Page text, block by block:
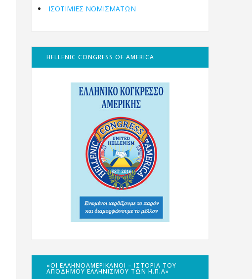
ΙΣΟΤΙΜΙΕΣ ΝΟΜΙΣΜΑΤΩΝ
HELLENIC CONGRESS OF AMERICA
«ΟΙ ΕΛΛΗΝΟΑΜΕΡΙΚΑΝΟΊ – ΙΣΤΟΡΊΑ ΤΟΥ
ΑΠΌΔΗΜΟΥ ΕΛΛΗΝΙΣΜΟΎ ΤΩΝ Η.Π.Α»